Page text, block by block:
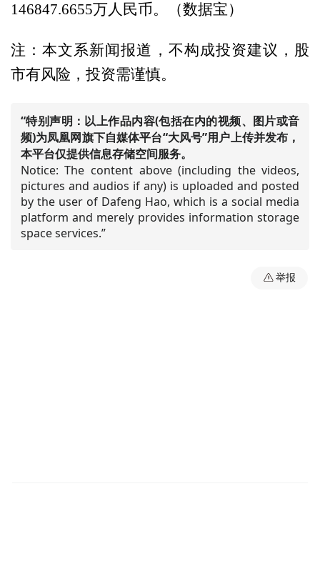
146847.6655万人民币。（数据宝）
注：本文系新闻报道，不构成投资建议，股
市有风险，投资需谨慎。
“特别声明：以上作品内容(包括在内的视频、图片或音
频)为凤凰网旗下自媒体平台“大风号”用户上传并发布，
本平台仅提供信息存储空间服务。
Notice: The content above (including the videos,
pictures and audios if any) is uploaded and posted
by the user of Dafeng Hao, which is a social media
platform and merely provides information storage
space services.”
举报